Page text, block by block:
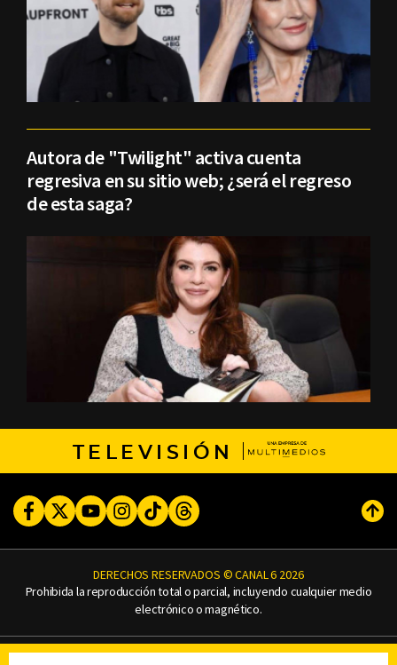
Autora de "Twilight" activa cuenta
regresiva en su sitio web; ¿será el regreso
de esta saga?
TELEVISIÓN
FacebookTwitterYoutubeInstagram
TikTokThreads
DERECHOS RESERVADOS © CANAL 6 2026
Prohibida la reproducción total o parcial, incluyendo cualquier medio
electrónico o magnético.